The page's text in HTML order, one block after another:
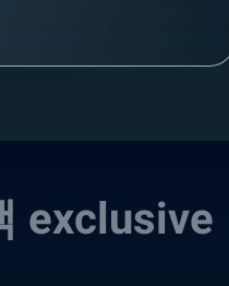
exclusive